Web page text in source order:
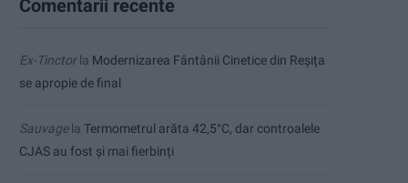
Comentarii recente
Ex-Tinctorla Modernizarea Fântânii Cinetice din Reșița
se apropie de final
Sauvagela Termometrul arăta 42,5°C, dar controalele
CJAS au fost și mai fierbinți